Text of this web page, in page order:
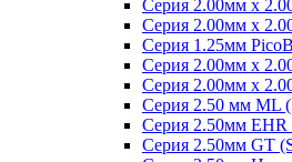
Серия 2.00мм x
Серия 2.00мм x
Серия 1.25мм
Серия 2.00мм х
Серия 2.00мм х
Серия 2.50 мм ML
Серия 2.50мм EHR
Серия 2.50мм GT